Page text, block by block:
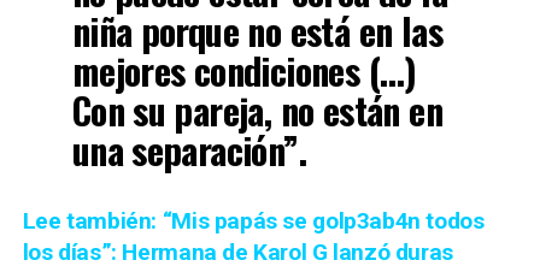
niña porque no está en las
mejores condiciones (…)
Con su pareja, no están en
una separación”.
Lee también: “Mis papás se golp3ab4n todos
los días”: Hermana de Karol G lanzó duras